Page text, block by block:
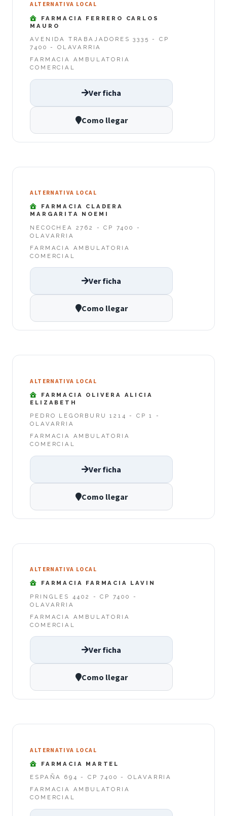
ALTERNATIVA LOCAL
FARMACIA FERRERO CARLOS
MAURO
AVENIDA TRABAJADORES 3335 - CP
7400 - OLAVARRIA
FARMACIA AMBULATORIA
COMERCIAL
Ver ficha
Como llegar
ALTERNATIVA LOCAL
FARMACIA CLADERA
MARGARITA NOEMI
NECOCHEA 2762 - CP 7400 -
OLAVARRIA
FARMACIA AMBULATORIA
COMERCIAL
Ver ficha
Como llegar
ALTERNATIVA LOCAL
FARMACIA OLIVERA ALICIA
ELIZABETH
PEDRO LEGORBURU 1214 - CP 1 -
OLAVARRIA
FARMACIA AMBULATORIA
COMERCIAL
Ver ficha
Como llegar
ALTERNATIVA LOCAL
FARMACIA FARMACIA LAVIN
PRINGLES 4402 - CP 7400 -
OLAVARRIA
FARMACIA AMBULATORIA
COMERCIAL
Ver ficha
Como llegar
ALTERNATIVA LOCAL
FARMACIA MARTEL
ESPAÑA 694 - CP 7400 - OLAVARRIA
FARMACIA AMBULATORIA
COMERCIAL